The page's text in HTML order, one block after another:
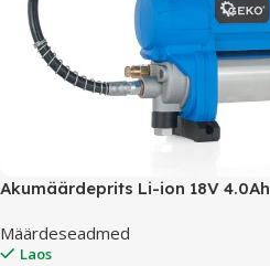
Akumäärdeprits Li-ion 18V 4.0Ah
Määrdeseadmed
Laos